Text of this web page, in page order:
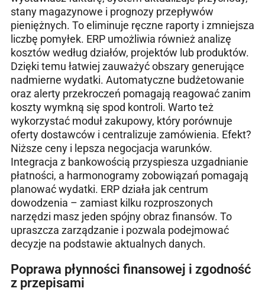
stany magazynowe i prognozy przepływów
pieniężnych. To eliminuje ręczne raporty i zmniejsza
liczbę pomyłek. ERP umożliwia również analizę
kosztów według działów, projektów lub produktów.
Dzięki temu łatwiej zauważyć obszary generujące
nadmierne wydatki. Automatyczne budżetowanie
oraz alerty przekroczeń pomagają reagować zanim
koszty wymkną się spod kontroli. Warto też
wykorzystać moduł zakupowy, który porównuje
oferty dostawców i centralizuje zamówienia. Efekt?
Niższe ceny i lepsza negocjacja warunków.
Integracja z bankowością przyspiesza uzgadnianie
płatności, a harmonogramy zobowiązań pomagają
planować wydatki. ERP działa jak centrum
dowodzenia – zamiast kilku rozproszonych
narzędzi masz jeden spójny obraz finansów. To
upraszcza zarządzanie i pozwala podejmować
decyzje na podstawie aktualnych danych.
Poprawa płynności finansowej i zgodność
z przepisami